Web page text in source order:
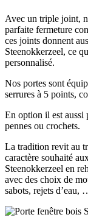
Avec un triple joint,
parfaite fermeture
ces joints donnent
Steenokkerzeel, ce
personnalisé.
Nos portes sont
serrures à 5 points,
En option il est aussi
pennes ou crochets.
La tradition revit au
caractère souhaité
Steenokkerzeel en
avec des choix de
sabots, rejets d’eau,